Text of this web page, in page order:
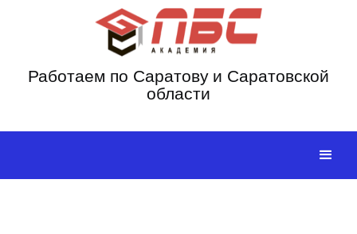
Работаем по Саратову и Саратовской
области